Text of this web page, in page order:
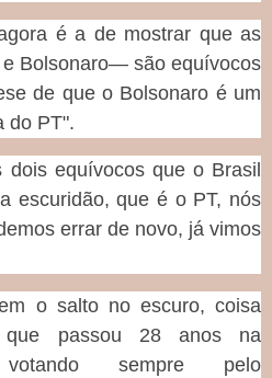
é a de mostrar que as
Bolsonaro— são equívocos
de que o Bolsonaro é um
do PT".
equívocos que o Brasil
escuridão, que é o PT, nós
errar de novo, já vimos
o salto no escuro, coisa
que passou 28 anos na
sempre pelo